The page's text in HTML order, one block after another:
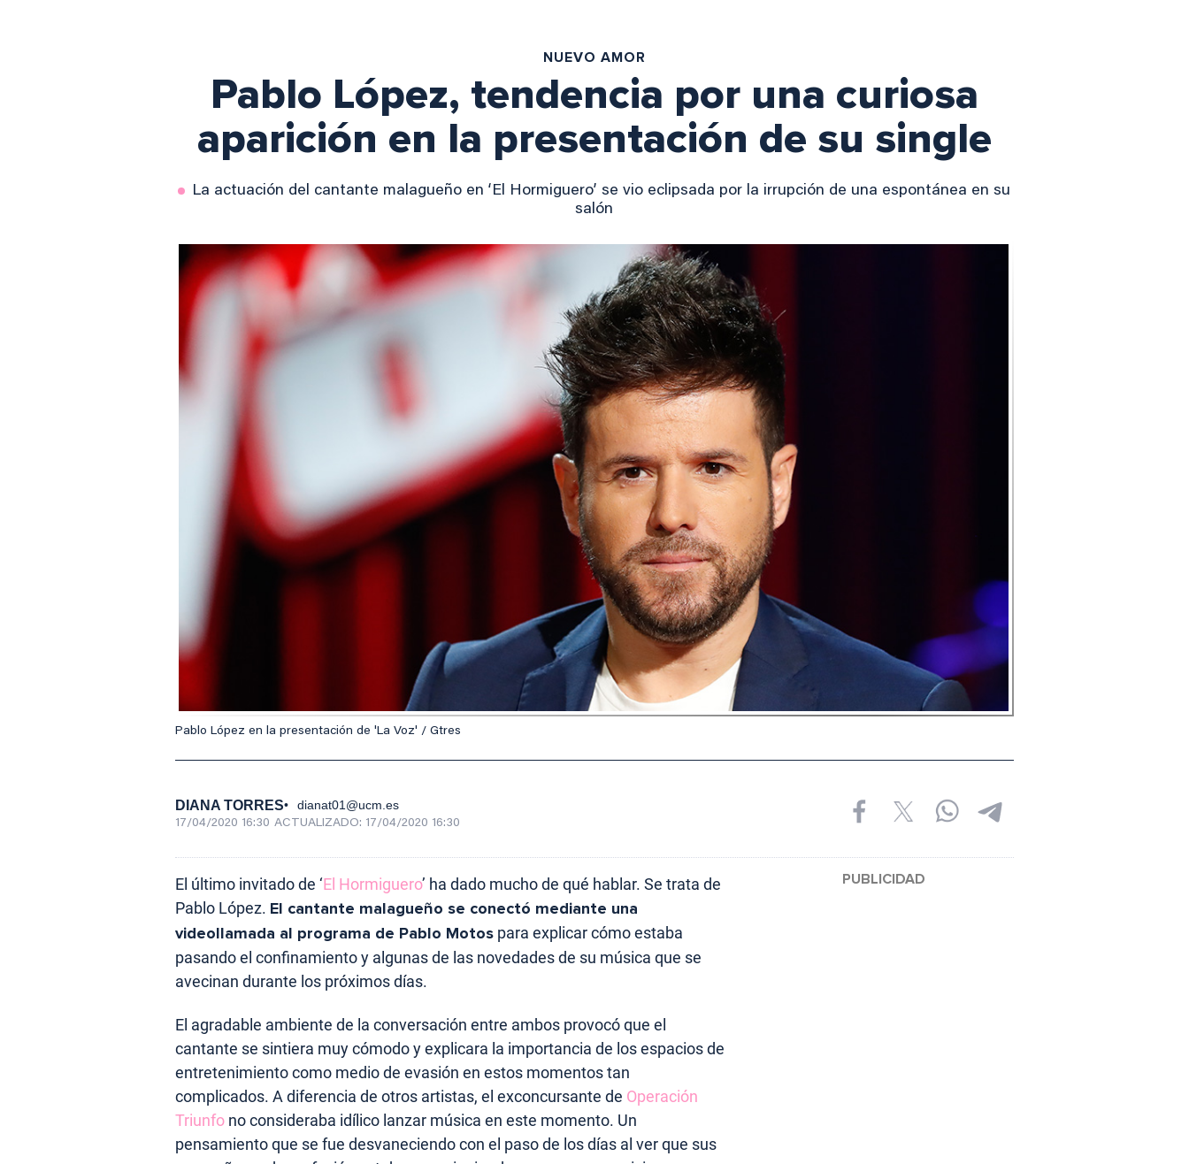
NUEVO AMOR
Pablo López, tendencia por una curiosa
aparición en la presentación de su single
La actuación del cantante malagueño en ‘El Hormiguero’ se vio eclipsada por la irrupción de una espontánea en su
salón
Pablo López en la presentación de 'La Voz' / Gtres
DIANA TORRES dianat01@ucm.es
17/04/2020 16:30 ACTUALIZADO: 17/04/2020 16:30
El último invitado de ‘El Hormiguero’ ha dado mucho de qué hablar. Se trata de
Pablo López. El cantante malagueño se conectó mediante una
videollamada al programa de Pablo Motos para explicar cómo estaba
pasando el confinamiento y algunas de las novedades de su música que se
avecinan durante los próximos días.
El agradable ambiente de la conversación entre ambos provocó que el
cantante se sintiera muy cómodo y explicara la importancia de los espacios de
entretenimiento como medio de evasión en estos momentos tan
complicados. A diferencia de otros artistas, el exconcursante de Operación
Triunfo no consideraba idílico lanzar música en este momento. Un
pensamiento que se fue desvaneciendo con el paso de los días al ver que sus